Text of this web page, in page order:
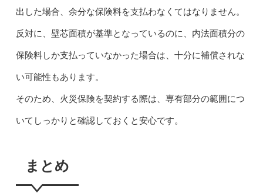
出した場合、余分な保険料を支払わなくてはなりません。
反対に、壁芯面積が基準となっているのに、内法面積分の
保険料しか支払っていなかった場合は、十分に補償されな
い可能性もあります。
そのため、火災保険を契約する際は、専有部分の範囲につ
いてしっかりと確認しておくと安心です。
まとめ